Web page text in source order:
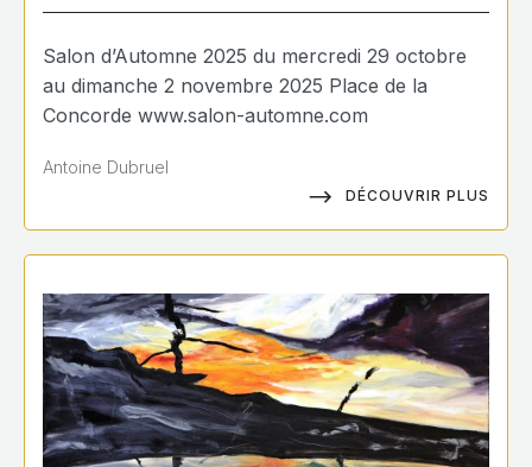
Salon d’Automne 2025 du mercredi 29 octobre
au dimanche 2 novembre 2025 Place de la
Concorde www.salon-automne.com
Antoine Dubruel
DÉCOUVRIR PLUS